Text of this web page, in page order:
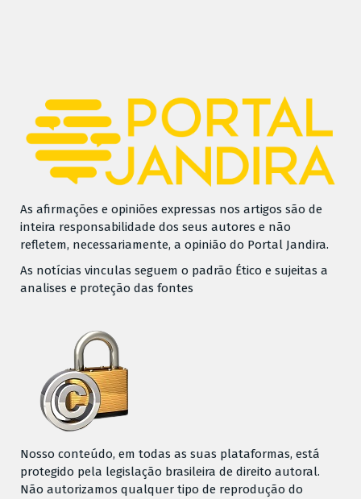
As afirmações e opiniões expressas nos artigos são de
inteira responsabilidade dos seus autores e não
refletem, necessariamente, a opinião do Portal Jandira.
As notícias vinculas seguem o padrão Ético e sujeitas a
analises e proteção das fontes
Nosso conteúdo, em todas as suas plataformas, está
protegido pela legislação brasileira de direito autoral.
Não autorizamos qualquer tipo de reprodução do